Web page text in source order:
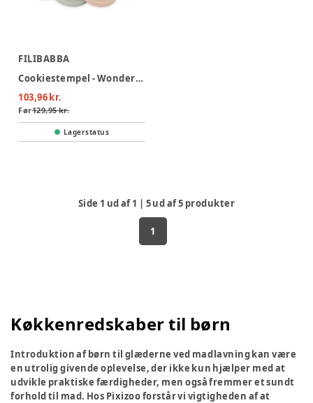
FILIBABBA
Cookiestempel - Wonderful Winter
103,96 kr.
Før129,95 kr.
Lagerstatus
Side 1 ud af1 | 5ud af5 produkter
1
Køkkenredskaber til børn
Introduktion af børn til glæderne ved madlavning kan være
en utrolig givende oplevelse, der ikke kun hjælper med at
udvikle praktiske færdigheder, men også fremmer et sundt
forhold til mad. Hos Pixizoo forstår vi vigtigheden af at